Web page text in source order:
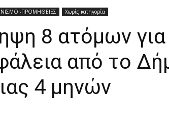
ΠΡΟΜΗΘΕΙΕΣ Χωρίς κατηγορία
8 ατόμων για
από το
4 μηνών